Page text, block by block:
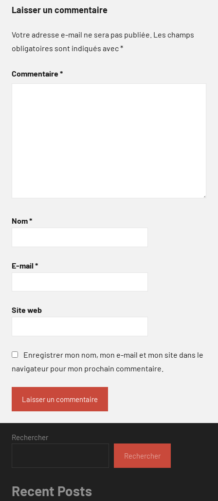
Laisser un commentaire
Votre adresse e-mail ne sera pas publiée. Les champs
obligatoires sont indiqués avec*
Commentaire*
Nom*
E-mail *
Site web
Enregistrer mon nom, mon e-mail et mon site dans le
navigateur pour mon prochain commentaire.
Rechercher
Rechercher
Recent Posts